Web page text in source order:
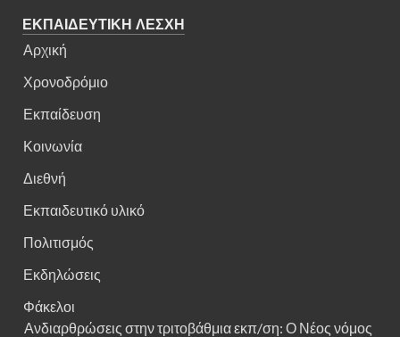
ΕΚΠΑΙΔΕΥΤΙΚΗ ΛΕΣΧΗ
Αρχική
Χρονοδρόμιο
Εκπαίδευση
Κοινωνία
Διεθνή
Εκπαιδευτικό υλικό
Πολιτισμός
Εκδηλώσεις
Φάκελοι
Ανδιαρθρώσεις στην τριτοβάθμια εκπ/ση: Ο Νέος νόμος